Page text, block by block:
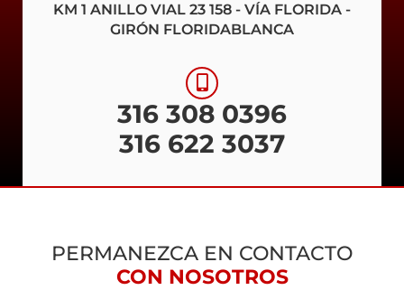
KM 1 ANILLO VIAL 23 158 - VÍA FLORIDA -
GIRÓN FLORIDABLANCA
316 308 0396
316 622 3037
PERMANEZCA EN CONTACTO
CON NOSOTROS